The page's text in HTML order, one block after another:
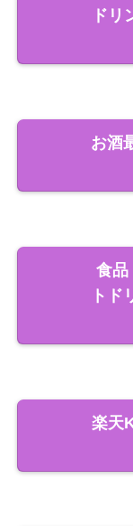
ド
お酒
食品
トド
楽天